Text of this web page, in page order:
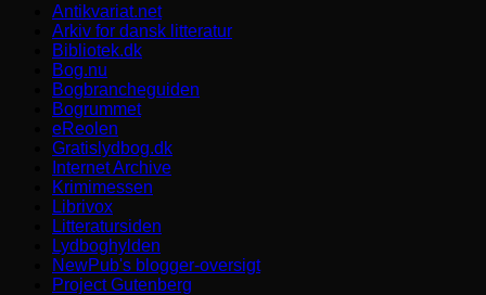
Antikvariat.net
Arkiv for dansk litteratur
Bibliotek.dk
Bog.nu
Bogbrancheguiden
Bogrummet
eReolen
Gratislydbog.dk
Internet Archive
Krimimessen
Librivox
Litteratursiden
Lydboghylden
NewPub's blogger-oversigt
Project Gutenberg